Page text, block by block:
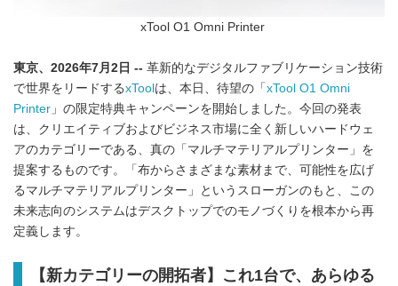
xTool O1 Omni Printer
東京、2026年7月2日 -- 革新的なデジタルファブリケーション技術
で世界をリードするxTool は、本日、待望の「 xTool O1 Omni
Printer 」の限定特典キャンペーンを開始しました。今回の発表
は、クリエイティブおよびビジネス市場に全く新しいハードウェ
アのカテゴリーである、真の「マルチマテリアルプリンター」を
提案するものです。「布からさまざまな素材まで、可能性を広げ
るマルチマテリアルプリンター」というスローガンのもと、この
未来志向のシステムはデスクトップでのモノづくりを根本から再
定義します。
【新カテゴリーの開拓者】これ1台で、あらゆる